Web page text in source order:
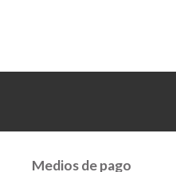
Medios de pago